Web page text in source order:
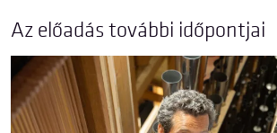
Az előadás további időpontjai